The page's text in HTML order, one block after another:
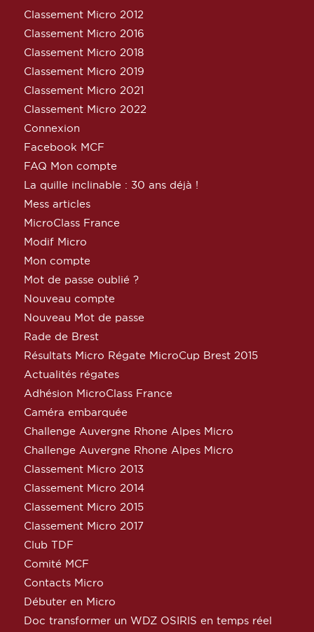
Classement Micro 2012
Classement Micro 2016
Classement Micro 2018
Classement Micro 2019
Classement Micro 2021
Classement Micro 2022
Connexion
Facebook MCF
FAQ Mon compte
La quille inclinable : 30 ans déjà !
Mess articles
MicroClass France
Modif Micro
Mon compte
Mot de passe oublié ?
Nouveau compte
Nouveau Mot de passe
Rade de Brest
Résultats Micro Régate MicroCup Brest 2015
Actualités régates
Adhésion MicroClass France
Caméra embarquée
Challenge Auvergne Rhone Alpes Micro
Challenge Auvergne Rhone Alpes Micro
Classement Micro 2013
Classement Micro 2014
Classement Micro 2015
Classement Micro 2017
Club TDF
Comité MCF
Contacts Micro
Débuter en Micro
Doc transformer un WDZ OSIRIS en temps réel